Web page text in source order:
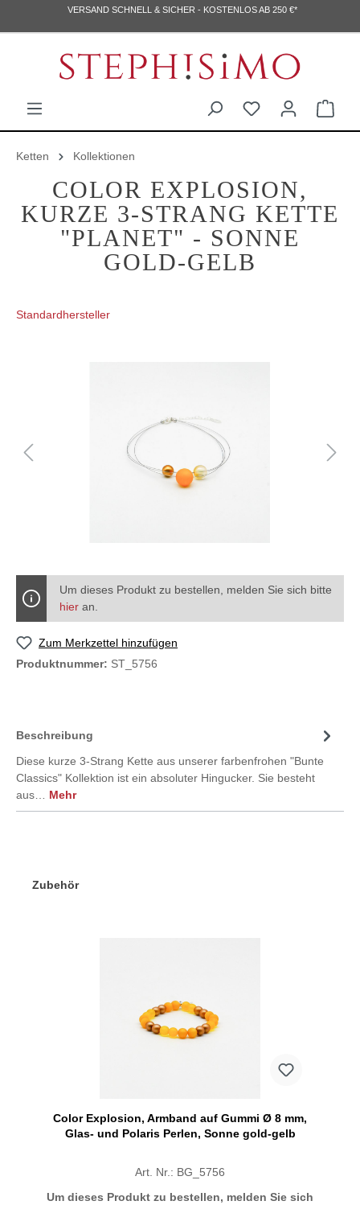
VERSAND SCHNELL & SICHER - KOSTENLOS AB 250 €*
Ketten Kollektionen
COLOR EXPLOSION,
KURZE 3-STRANG KETTE
"PLANET" - SONNE
GOLD-GELB
Standardhersteller
Um dieses Produkt zu bestellen, melden Sie sich bitte
hier an.
Zum Merkzettel hinzufügen
Produktnummer: ST_5756
Beschreibung
Diese kurze 3-Strang Kette aus unserer farbenfrohen "Bunte
Classics" Kollektion ist ein absoluter Hingucker. Sie besteht
aus… Mehr
Zubehör
Color Explosion, Armband auf Gummi Ø 8 mm,
Glas- und Polaris Perlen, Sonne gold-gelb
Art. Nr.: BG_5756
Um dieses Produkt zu bestellen, melden Sie sich